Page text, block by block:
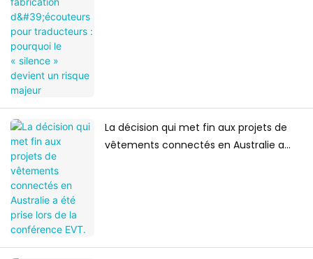
La décision qui met fin aux projets de
vêtements connectés en Australie a